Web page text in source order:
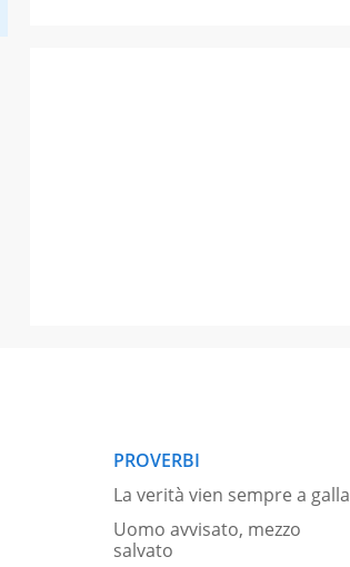
PROVERBI
La verità vien sempre a galla
Uomo avvisato, mezzo
salvato